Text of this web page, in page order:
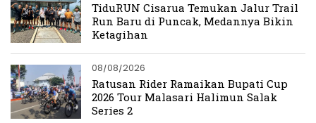
TiduRUN Cisarua Temukan Jalur Trail
Run Baru di Puncak, Medannya Bikin
Ketagihan
08/08/2026
Ratusan Rider Ramaikan Bupati Cup
2026 Tour Malasari Halimun Salak
Series 2